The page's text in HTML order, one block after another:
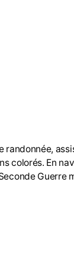
colorés. En